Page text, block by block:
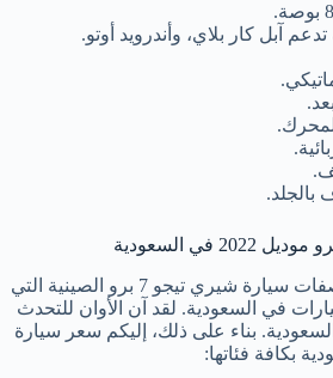
بالجلد.
بعد أن تحدثنا عن أبرز مواصفات سيارة شيري تيجو 7 برو الصينية التي
في السعودية. لقد آن الأوان للتحدث
بناء على ذلك، إليكم سعر سيارة